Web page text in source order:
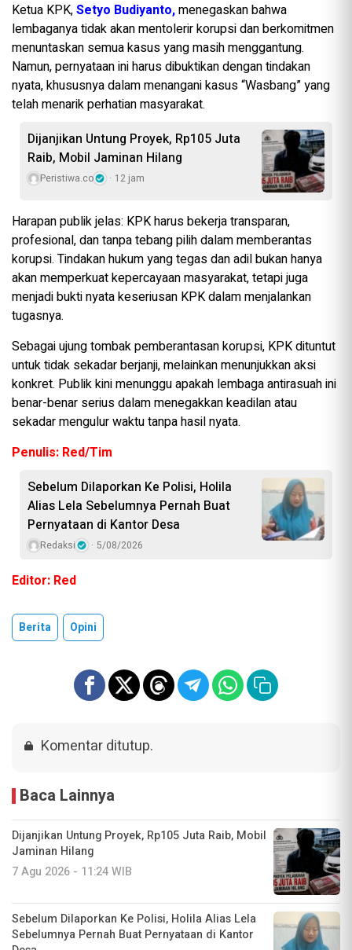
Ketua KPK,Setyo Budiyanto,menegaskan bahwa
lembaganya tidak akan mentolerir korupsi dan berkomitmen
menuntaskan semua kasus yang masih menggantung.
Namun, pernyataan ini harus dibuktikan dengan tindakan
nyata, khususnya dalam menangani kasus “Wasbang” yang
telah menarik perhatian masyarakat.
Dijanjikan Untung Proyek, Rp105 Juta
Raib, Mobil Jaminan Hilang
Peristiwa.co 12 jam
Harapan publik jelas: KPK harus bekerja transparan,
profesional, dan tanpa tebang pilih dalam memberantas
korupsi. Tindakan hukum yang tegas dan adil bukan hanya
akan memperkuat kepercayaan masyarakat, tetapi juga
menjadi bukti nyata keseriusan KPK dalam menjalankan
tugasnya.
Sebagai ujung tombak pemberantasan korupsi, KPK dituntut
untuk tidak sekadar berjanji, melainkan menunjukkan aksi
konkret. Publik kini menunggu apakah lembaga antirasuah ini
benar-benar serius dalam menegakkan keadilan atau
sekadar mengulur waktu tanpa hasil nyata.
Penulis: Red/Tim
Sebelum Dilaporkan Ke Polisi, Holila
Alias Lela Sebelumnya Pernah Buat
Pernyataan di Kantor Desa
Redaksi 5/08/2026
Editor: Red
Berita Opini
Komentar ditutup.
Baca Lainnya
Dijanjikan Untung Proyek, Rp105 Juta Raib, Mobil
Jaminan Hilang
7 Agu 2026 - 11:24 WIB
Sebelum Dilaporkan Ke Polisi, Holila Alias Lela
Sebelumnya Pernah Buat Pernyataan di Kantor